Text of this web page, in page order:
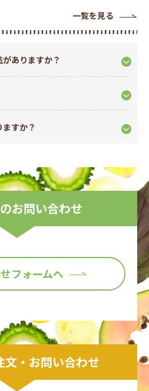
せ
ご利用いただくために『本人認
』を導入いたしましたのでお知ら
一覧を見る
ありますか？
すか？
お問い合わせ
フォームへ
文・お問い合わせ